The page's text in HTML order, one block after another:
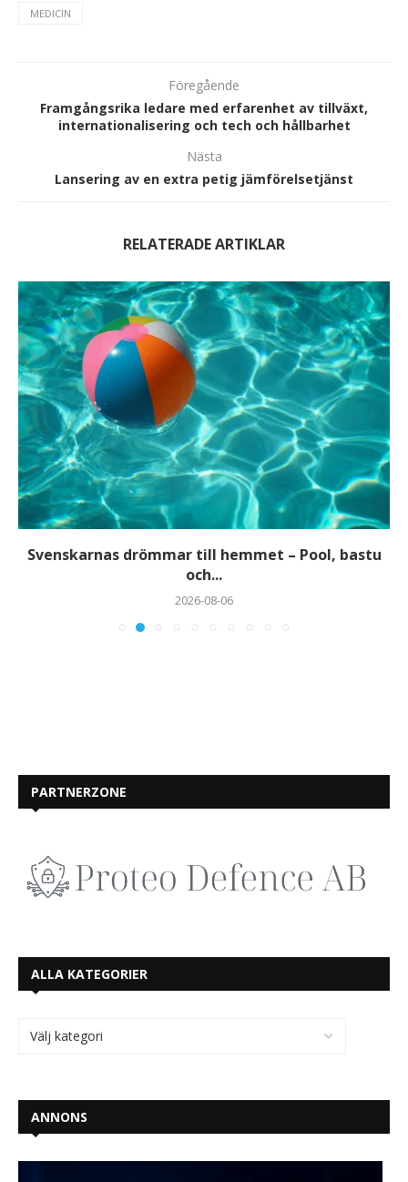
MEDICIN
Föregående
Framgångsrika ledare med erfarenhet av tillväxt,
internationalisering och tech och hållbarhet
Nästa
Lansering av en extra petig jämförelsetjänst
RELATERADE ARTIKLAR
Svenskarnas drömmar till hemmet – Pool, bastu
och...
2026-08-06
PARTNERZONE
ALLA KATEGORIER
ANNONS